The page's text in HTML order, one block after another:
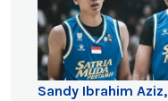
Sandy Ibrahim